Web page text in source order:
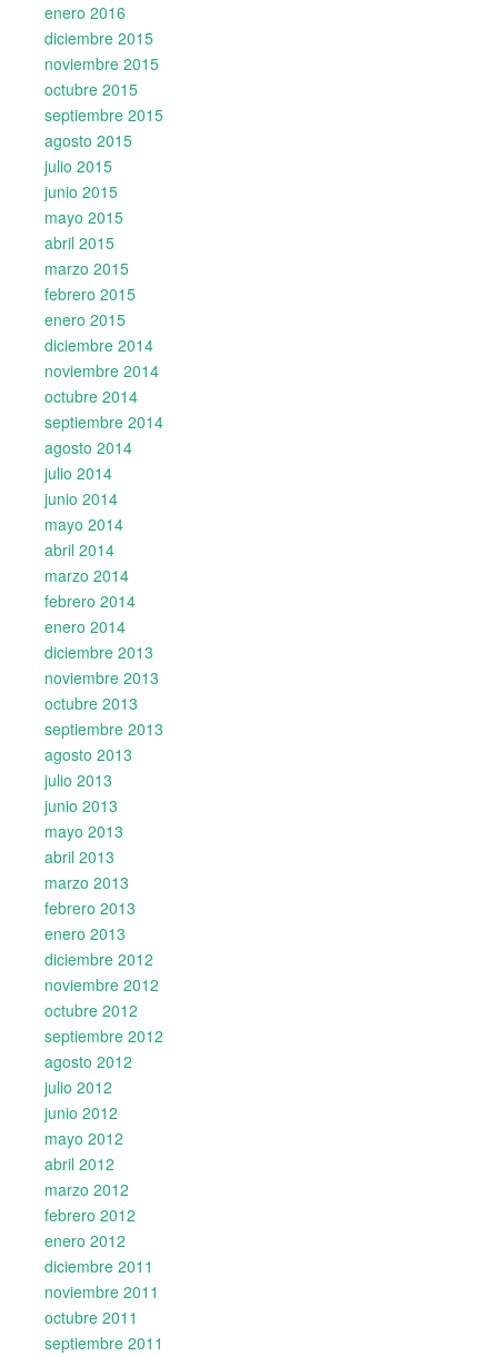
enero 2016
diciembre 2015
noviembre 2015
octubre 2015
septiembre 2015
agosto 2015
julio 2015
junio 2015
mayo 2015
abril 2015
marzo 2015
febrero 2015
enero 2015
diciembre 2014
noviembre 2014
octubre 2014
septiembre 2014
agosto 2014
julio 2014
junio 2014
mayo 2014
abril 2014
marzo 2014
febrero 2014
enero 2014
diciembre 2013
noviembre 2013
octubre 2013
septiembre 2013
agosto 2013
julio 2013
junio 2013
mayo 2013
abril 2013
marzo 2013
febrero 2013
enero 2013
diciembre 2012
noviembre 2012
octubre 2012
septiembre 2012
agosto 2012
julio 2012
junio 2012
mayo 2012
abril 2012
marzo 2012
febrero 2012
enero 2012
diciembre 2011
noviembre 2011
octubre 2011
septiembre 2011